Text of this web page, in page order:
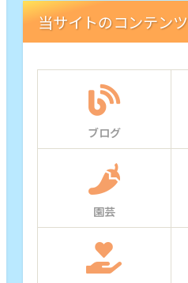
当サイトのコンテンツ
ブログ
園芸